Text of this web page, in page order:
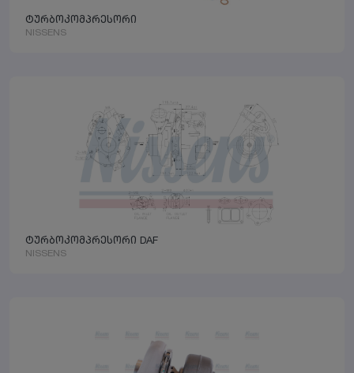
ტურბოკომპრესორი
NISSENS
ტურბოკომპრესორი DAF
NISSENS